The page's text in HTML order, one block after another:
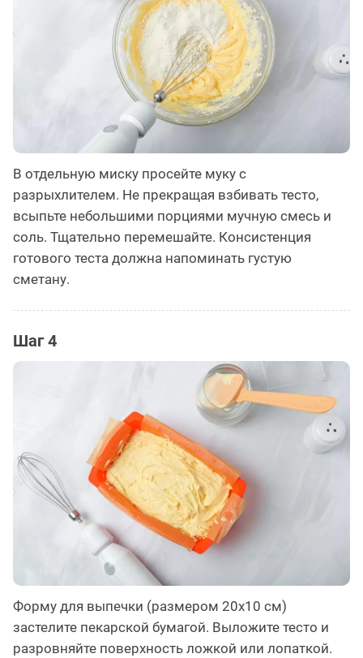
В отдельную миску просейте муку с
разрыхлителем. Не прекращая взбивать тесто,
всыпьте небольшими порциями мучную смесь и
соль. Тщательно перемешайте. Консистенция
готового теста должна напоминать густую
сметану.
Шаг 4
Форму для выпечки (размером 20х10 см)
застелите пекарской бумагой. Выложите тесто и
разровняйте поверхность ложкой или лопаткой.